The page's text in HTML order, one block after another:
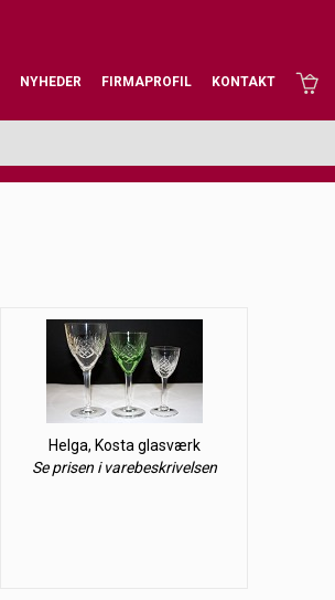
NYHEDER FIRMAPROFIL KONTAKT
Helga, Kosta glasværk
Se prisen i varebeskrivelsen